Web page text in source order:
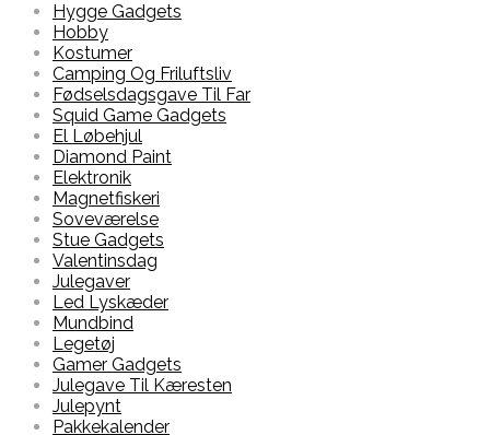
Hygge Gadgets
Hobby
Kostumer
Camping Og Friluftsliv
Fødselsdagsgave Til Far
Squid Game Gadgets
El Løbehjul
Diamond Paint
Elektronik
Magnetfiskeri
Soveværelse
Stue Gadgets
Valentinsdag
Julegaver
Led Lyskæder
Mundbind
Legetøj
Gamer Gadgets
Julegave Til Kæresten
Julepynt
Pakkekalender